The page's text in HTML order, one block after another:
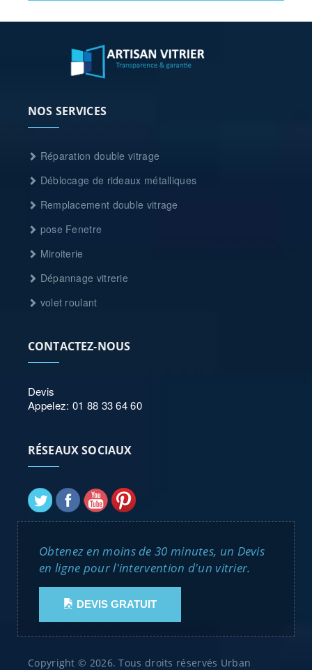
NOS SERVICES
Réparation double vitrage
Déblocage de rideaux métalliques
Remplacement double vitrage
pose Fenetre
Miroiterie
Dépannage vitrerie
volet roulant
CONTACTEZ-NOUS
Devis
Appelez: 01 88 33 64 60
RÉSEAUX SOCIAUX
Obtenez en moins de 30 minutes, un Devis
en ligne pour l'intervention d'un vitrier.
DEVIS GRATUIT
Copyright © 2026. Tous droits réservés Urban